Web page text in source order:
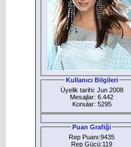
Kullanıcı Bilgileri
Üyelik tarihi: Jun 2008
Mesajlar: 6.442
Konular: 5295
Puan Grafiği
Rep Puanı:9435
Rep Gücü:119